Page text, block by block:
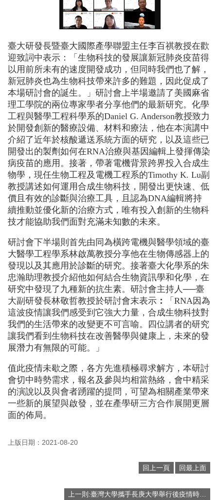
臺大研發長暨臺大國際產學聯盟主任李百祺教授在歡
迎致詞中表示：「生物科技的發展讓新冠肺炎疫苗得
以用前所未有的速度開發成功，但同時我們也了解，
新冠肺炎也為生物科技帶來許多的難題，因此促成了
本場研討會的誕生。」研討會上半場邀請了美國麻省
理工學院的兩位專家學者分享他們的最新研究。化學
工程與醫學工程科學系的Daniel G. Anderson教授致力
於開發創新的醫療設備、材料和療法，他在本演講中
介紹了近年於核酸遞送系統方面的研究，以及這些已
開發出的製劑如何在RNA治療與基因編輯上發揮傳染
病疫苗的應用。接著，帶著電機背景跨界投入合成生
物學，現任生物工程及電機工程系的Timothy K. Lu副
教授講述如何運用合成生物科技，開發出更快速、低
價且有效的診斷與治療工具，且認為DNA編輯將持
續推動並優化新的治療方式，唯有投入創新的生物科
技才能協助我們面對充滿未知數的未來。
研討會下半場則首先由同為橫跨電機與醫學領域的臺
大醫學工程學系林啟萬教授分享他在生物傳感器上的
發現以及其應用於診斷的研究。接著臺大化學系的朱
忠瀚助理教授介紹他如何結合生物資訊學和化學，在
研究中發現了九種新的抗生素。研討會主持人­­──臺
大副研發長林敬哲教授於研討會末表示 ：
「RNA因為
這波疫情讓我們感受到它強大力量，合成生物科技對
我們的生活帶來的改變更不可言喻。四位講者的研究
讓我們看到生物科技在改善醫學與健康上，未來的發
展潛力有無限的可能。」
值此疫情未歇之際，各方先進積極尋求解方，本研討
會切中時勢需求，報名及參與均相當熱絡，會中精采
的演說以及與會者踴躍的提問，可望為相關產業帶來
一些新的展望與啟發，並在產學研三方合作展開更層
面的佈局。
上版日期：2021-08-20
回上一頁 回最上面